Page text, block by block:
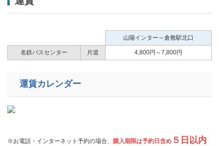
山陽インター～倉敷駅北口
名鉄バスセンター 片道 4,800円～7,800円
運賃カレンダー
​※お電話・インターネット予約の場合、 購入期限は予約日含め ５日以内